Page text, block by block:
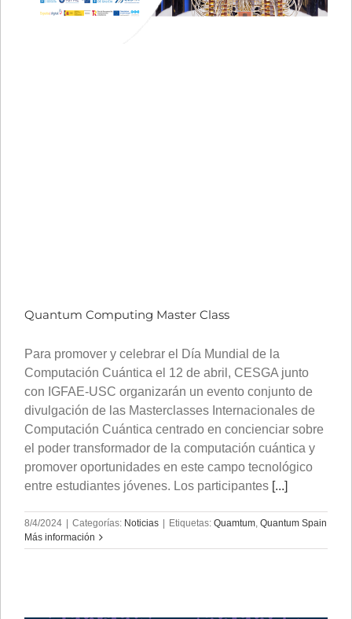
Quantum Computing Master Class
Para promover y celebrar el Día Mundial de la
Computación Cuántica el 12 de abril, CESGA junto
con IGFAE-USC organizarán un evento conjunto de
divulgación de las Masterclasses Internacionales de
Computación Cuántica centrado en concienciar sobre
el poder transformador de la computación cuántica y
promover oportunidades en este campo tecnológico
entre estudiantes jóvenes. Los participantes [...]
8/4/2024 | Categorías: Noticias | Etiquetas: Quamtum Quantum Spain
Más información